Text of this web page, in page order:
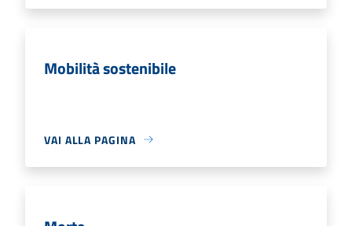
Mobilità sostenibile
VAI ALLA PAGINA